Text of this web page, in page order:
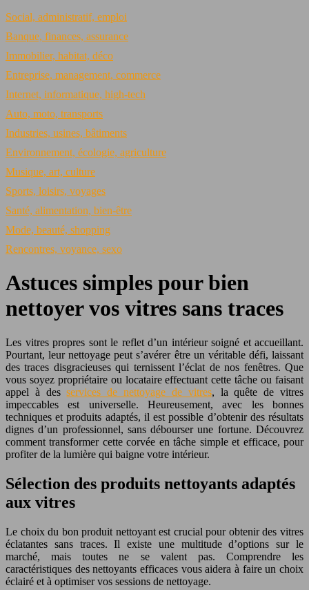
Social, administratif, emploi
Banque, finances, assurance
Immobilier, habitat, déco
Entreprise, management, commerce
Internet, informatique, high-tech
Auto, moto, transports
Industries, usines, bâtiments
Environnement, écologie, agriculture
Musique, art, culture
Sports, loisirs, voyages
Santé, alimentation, bien-être
Mode, beauté, shopping
Rencontres, voyance, sexo
Astuces simples pour bien
nettoyer vos vitres sans traces
Les vitres propres sont le reflet d’un intérieur soigné et accueillant.
Pourtant, leur nettoyage peut s’avérer être un véritable défi, laissant
des traces disgracieuses qui ternissent l’éclat de nos fenêtres. Que
vous soyez propriétaire ou locataire effectuant cette tâche ou faisant
appel à desservices de nettoyage de vitres, la quête de vitres
impeccables est universelle. Heureusement, avec les bonnes
techniques et produits adaptés, il est possible d’obtenir des résultats
dignes d’un professionnel, sans débourser une fortune. Découvrez
comment transformer cette corvée en tâche simple et efficace, pour
profiter de la lumière qui baigne votre intérieur.
Sélection des produits nettoyants adaptés
aux vitres
Le choix du bon produit nettoyant est crucial pour obtenir des vitres
éclatantes sans traces. Il existe une multitude d’options sur le
marché, mais toutes ne se valent pas. Comprendre les
caractéristiques des nettoyants efficaces vous aidera à faire un choix
éclairé et à optimiser vos sessions de nettoyage.